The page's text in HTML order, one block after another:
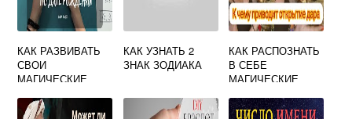
КАК РАЗВИВАТЬ
СВОИ
МАГИЧЕСКИЕ
КАК УЗНАТЬ 2
ЗНАК ЗОДИАКА
КАК РАСПОЗНАТЬ
В СЕБЕ
МАГИЧЕСКИЕ